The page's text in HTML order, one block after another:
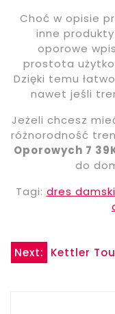
Choć w opisie
inne
oporowe
prostota
Dzięki temu
nawet jeśli
Jeżeli chcesz
różnorodność
Oporowych 7
do
Tagi: dres damski
Next: Kettler